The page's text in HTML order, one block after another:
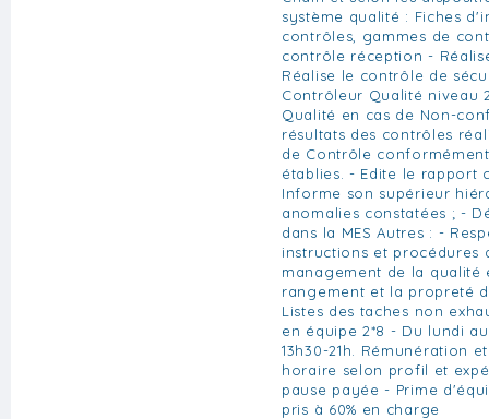
système qualité : Fiches
contrôles, gammes de
contrôle réception -
Réalise le contrôle de
Contrôleur Qualité niveau
Qualité en cas de Non-
résultats des contrôles
de Contrôle
établies. - Edite le rapport
Informe son supérieur
anomalies constatées ; -
dans la MES Autres : -
instructions et procédures
management de la qualité
rangement et la propreté
Listes des taches non
en équipe 2*8 - Du lundi
13h30-21h. Rémunération
horaire selon profil et
pause payée - Prime
pris à 60% en charge